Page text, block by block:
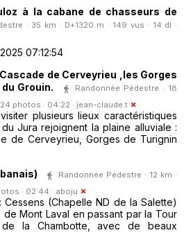
à la cabane de chasseurs de
· 35 km · D+1320 m · 149 vus · 14 dl ·
07:12:54
de Cerveyrieu ,les Gorges
Grouin.
Randonnée Pédestre · 18
24 photos · 04:22 · jean-claude.t
plusieurs lieux caractéristiques
Jura rejoignent la plaine alluviale :
de Cerveyrieu, Gorges de Turignin
Randonnée Pédestre · 12 km ·
· 02:44 · aboju
(Chapelle ND de la Salette)
Mont Laval en passant par la Tour
la Chambotte, avec de beaux